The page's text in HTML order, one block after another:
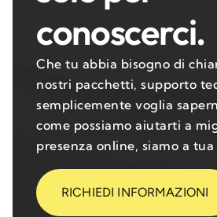
conoscerci.
Che tu abbia bisogno di
nostri pacchetti, supporto
semplicemente voglia
come possiamo aiutarti a
presenza online, siamo a
RICHIEDI INFORMAZIONI